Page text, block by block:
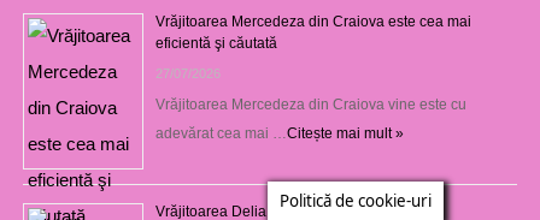
Vrăjitoarea Mercedeza din Craiova este cea mai
eficientă şi căutată
27/07/2026
Vrăjitoarea Mercedeza din Craiova vine este cu
adevărat cea mai … Citește mai mult »
Vrăjitoarea Delia din CraiovaPolitică de cookie-uri